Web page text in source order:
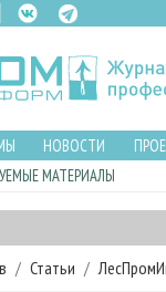
НОВОСТИ
МАТЕРИАЛЫ
Статьи